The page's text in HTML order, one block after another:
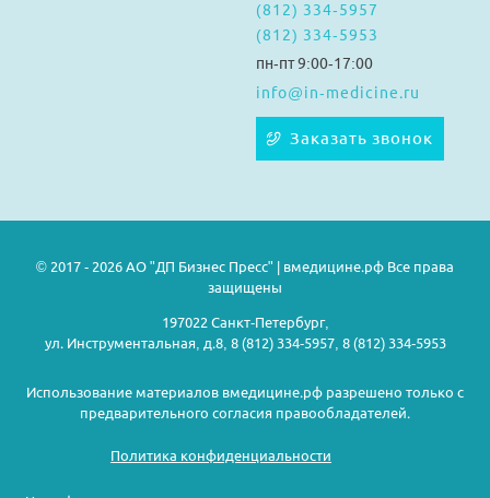
(812) 334-5957
(812) 334-5953
пн-пт 9:00-17:00
info@in-medicine.ru
Заказать звонок
© 2017 - 2026 АО "ДП Бизнес Пресс" | вмедицине.рф Все права
защищены
197022 Санкт-Петербург,
ул. Инструментальная, д.8, 8 (812) 334-5957, 8 (812) 334-5953
Использование материалов вмедицине.рф разрешено только с
предварительного согласия правообладателей.
Политика конфиденциальности